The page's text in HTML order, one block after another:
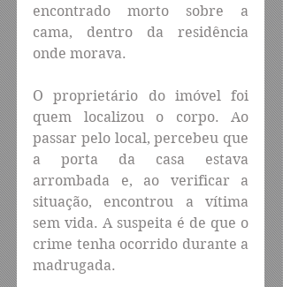
encontrado morto sobre a
cama, dentro da residência
onde morava.
O proprietário do imóvel foi
quem localizou o corpo. Ao
passar pelo local, percebeu que
a porta da casa estava
arrombada e, ao verificar a
situação, encontrou a vítima
sem vida. A suspeita é de que o
crime tenha ocorrido durante a
madrugada.